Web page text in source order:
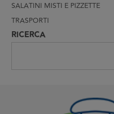
SALATINI MISTI E PIZZETTE
TRASPORTI
RICERCA